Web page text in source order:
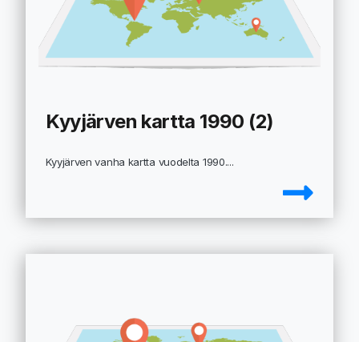
Kyyjärven kartta 1990 (2)
Kyyjärven vanha kartta vuodelta 1990....